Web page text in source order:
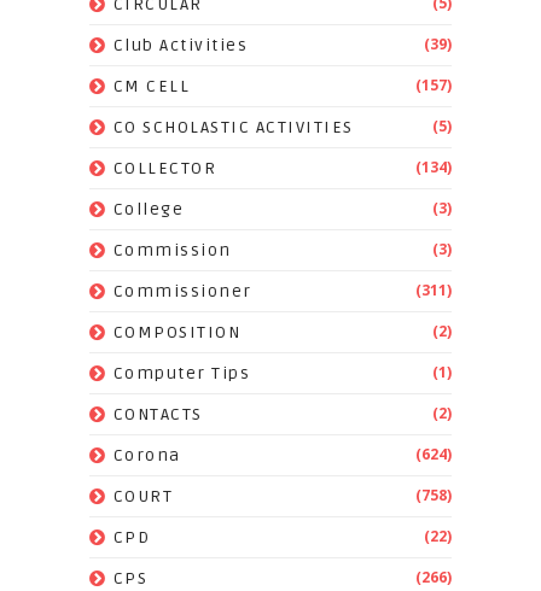
CIRCULAR
Club Activities (39)
CM CELL (157)
CO SCHOLASTIC ACTIVITIES (5)
COLLECTOR (134)
College (3)
Commission (3)
Commissioner (311)
COMPOSITION (2)
Computer Tips (1)
CONTACTS (2)
Corona (624)
COURT (758)
CPD (22)
CPS (266)